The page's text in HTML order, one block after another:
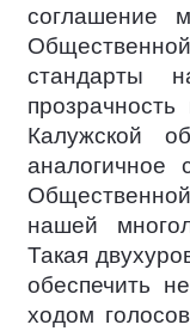
соглашение
стандарты
Калужской
аналогичное
нашей
Такая
обеспечить
ходом